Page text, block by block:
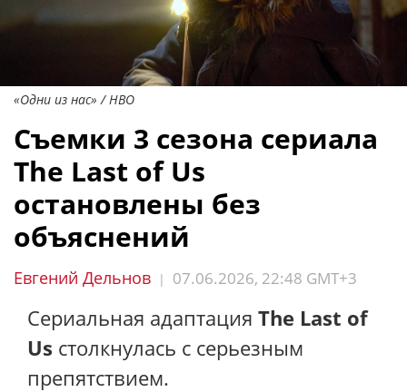
«Одни из нас» / HBO
Съемки 3 сезона сериала
The Last of Us
остановлены без
объяснений
Евгений Дельнов | 07.06.2026, 22:48 GMT+3
Сериальная адаптация The Last of
Us столкнулась с серьезным
препятствием.